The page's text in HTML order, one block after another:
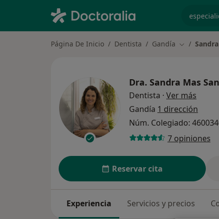
Página De Inicio Dentista Gandía Cambiar
Dra. Sandra Mas
Dentista · Ver más
Gandía 1 dirección
Núm. Colegiado:
7 opiniones
Reservar cita
Experiencia Servicios y precios